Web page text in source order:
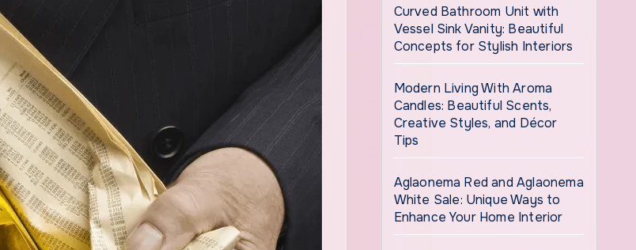
Curved Bathroom Unit with
Vessel Sink Vanity: Beautiful
Concepts for Stylish Interiors
Modern Living With Aroma
Candles: Beautiful Scents,
Creative Styles, and Décor
Tips
Aglaonema Red and Aglaonema
White Sale: Unique Ways to
Enhance Your Home Interior